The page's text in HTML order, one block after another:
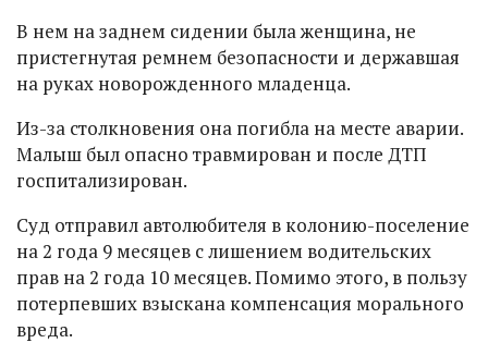
В нем на заднем сидении была женщина, не
пристегнутая ремнем безопасности и державшая
на руках новорожденного младенца.
Из-за столкновения она погибла на месте аварии.
Малыш был опасно травмирован и после ДТП
госпитализирован.
Суд отправил автолюбителя в колонию-поселение
на 2 года 9 месяцев с лишением водительских
прав на 2 года 10 месяцев. Помимо этого, в пользу
потерпевших взыскана компенсация морального
вреда.